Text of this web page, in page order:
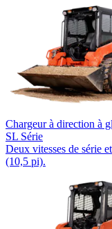
Chargeur à direction à
SL Série
Deux vitesses de série
(10,5 pi).